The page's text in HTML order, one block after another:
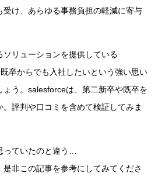
受け、あらゆる事務負担の軽減に寄与
リューションを提供している
卒からでも入社したいという強い思い
ょう。salesforceは、第二新卒や既卒を
評判や口コミを含めて検証してみま
ていたのと違う…
非この記事を参考にしてみてくださ